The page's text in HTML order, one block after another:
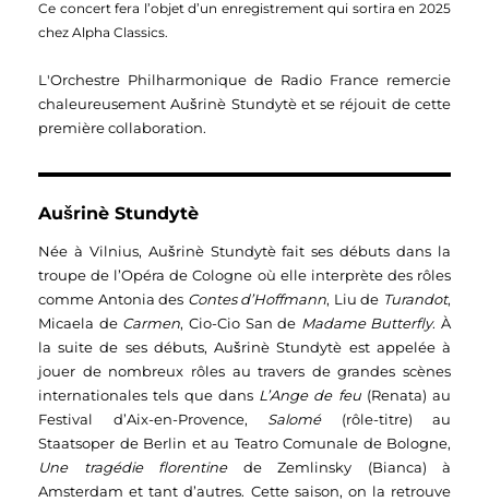
Ce concert fera l’objet d’un enregistrement qui sortira en 2025
chez Alpha Classics.
L'Orchestre Philharmonique de Radio France remercie
chaleureusement Aušrinè Stundytè et se réjouit de cette
première collaboration.
Aušrinè Stundytè
Née à Vilnius, Aušrinè Stundytè fait ses débuts dans la
troupe de l’Opéra de Cologne où elle interprète des rôles
comme Antonia des Contes d’Hoffmann, Liu de Turandot,
Micaela de Carmen, Cio-Cio San de Madame Butterfly. À
la suite de ses débuts, Aušrinè Stundytè est appelée à
jouer de nombreux rôles au travers de grandes scènes
internationales tels que dans L’Ange de feu(Renata) au
Festival d’Aix-en-Provence, Salomé(rôle-titre) au
Staatsoper de Berlin et au Teatro Comunale de Bologne,
Une tragédie florentine de Zemlinsky (Bianca) à
Amsterdam et tant d’autres. Cette saison, on la retrouve